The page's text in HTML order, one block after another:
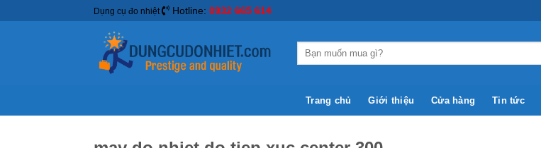
Dụng cụ đo nhiệt Hotline: 0932 665 614
Trang chủ Giới thiệu Cửa hàng Tin tức